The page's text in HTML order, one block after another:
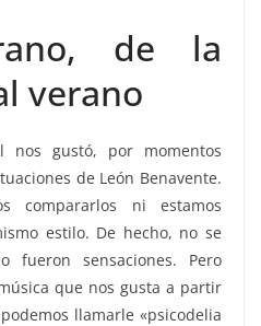
de la
verano
nos gustó, por momentos
de León Benavente.
compararlos ni estamos
estilo. De hecho, no se
fueron sensaciones. Pero
que nos gusta a partir
llamarle «psicodelia